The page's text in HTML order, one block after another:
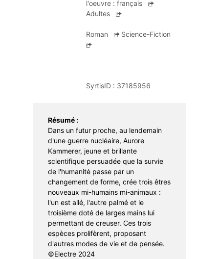
Prêt d'instruments de musique
l'oeuvre : français
Adultes
Roman Science-Fiction
SyrtisID : 37185956
Résumé :
Dans un futur proche, au lendemain
d'une guerre nucléaire, Aurore
Kammerer, jeune et brillante
scientifique persuadée que la survie
de l'humanité passe par un
changement de forme, crée trois êtres
nouveaux mi-humains mi-animaux :
l'un est ailé, l'autre palmé et le
troisième doté de larges mains lui
permettant de creuser. Ces trois
espèces prolifèrent, proposant
d'autres modes de vie et de pensée.
©Electre 2024